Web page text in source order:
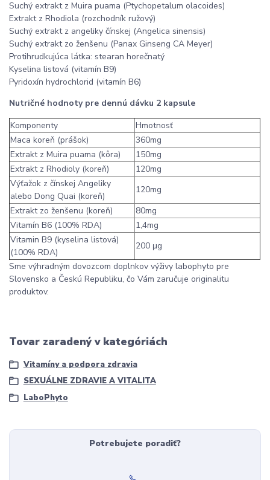
Suchý extrakt z Muira puama (Ptychopetalum olacoides)
Extrakt z Rhodiola (rozchodník ružový)
Suchý extrakt z angeliky čínskej (Angelica sinensis)
Suchý extrakt zo ženšenu (Panax Ginseng CA Meyer)
Protihrudkujúca látka: stearan horečnatý
Kyselina listová (vitamín B9)
Pyridoxín hydrochlorid (vitamín B6)
Nutričné hodnoty pre dennú dávku 2 kapsule
Komponenty
Hmotnosť
Maca koreň (prášok)
360mg
Extrakt z Muira puama (kôra)
150mg
Extrakt z Rhodioly (koreň)
120mg
Výťažok z čínskej Angeliky
alebo Dong Quai (koreň)
120mg
Extrakt zo ženšenu (koreň)
80mg
Vitamín B6 (100% RDA)
1,4mg
Vitamin B9 (kyselina listová)
(100% RDA)
200 μg
Sme výhradným dovozcom doplnkov výživy labophyto pre
Slovensko a Českú Republiku, čo Vám zaručuje originalitu
produktov.
Tovar zaradený v kategóriách
Vitamíny a podpora zdravia
SEXUÁLNE ZDRAVIE A VITALITA
LaboPhyto
Potrebujete poradiť?